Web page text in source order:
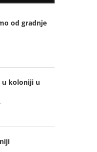
od gradnje
u koloniji u